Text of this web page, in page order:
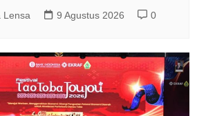
Lensa 9 Agustus 2026 0